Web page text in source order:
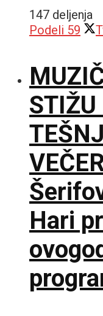
147 deljenja
Podeli 59
Hari